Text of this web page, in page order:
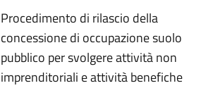
Procedimento di rilascio della
concessione di occupazione suolo
pubblico per svolgere attività non
imprenditoriali e attività benefiche